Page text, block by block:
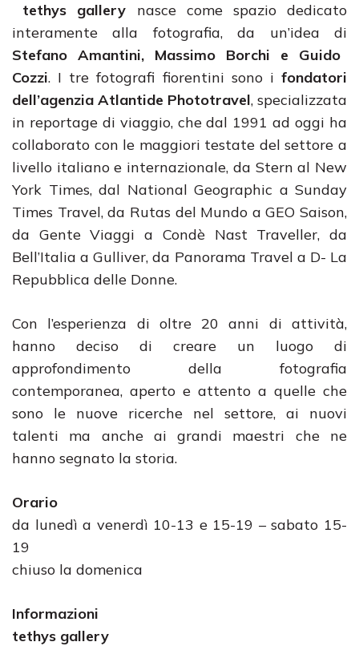
tethys gallery nasce come spazio dedicato
interamente alla fotografia, da un’idea di
Stefano Amantini, Massimo Borchi e Guido
Cozzi. I tre fotografi fiorentini sono i fondatori
dell’agenzia Atlantide Phototravel, specializzata
in reportage di viaggio, che dal 1991 ad oggi ha
collaborato con le maggiori testate del settore a
livello italiano e internazionale, da Stern al New
York Times, dal National Geographic a Sunday
Times Travel, da Rutas del Mundo a GEO Saison,
da Gente Viaggi a Condè Nast Traveller, da
Bell’Italia a Gulliver, da Panorama Travel a D- La
Repubblica delle Donne.
Con l’esperienza di oltre 20 anni di attività,
hanno deciso di creare un luogo di
approfondimento della fotografia
contemporanea, aperto e attento a quelle che
sono le nuove ricerche nel settore, ai nuovi
talenti ma anche ai grandi maestri che ne
hanno segnato la storia.
Orario
da lunedì a venerdì 10-13 e 15-19 – sabato 15-
19
chiuso la domenica
Informazioni
tethys gallery